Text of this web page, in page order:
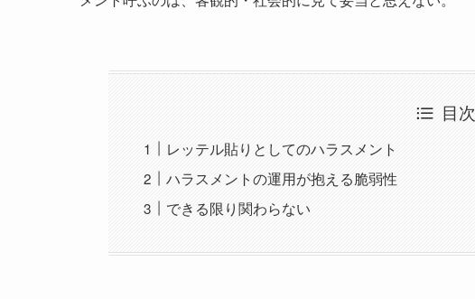
目次
レッテル貼りとしてのハラスメント
ハラスメントの運用が抱える脆弱性
できる限り関わらない